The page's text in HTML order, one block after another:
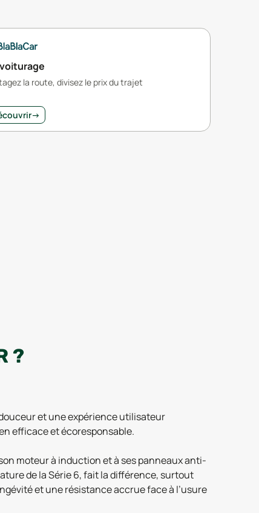
la route, divisez le prix du trajet
→
?
douceur et une expérience utilisateur
efficace et écoresponsable.
moteur à induction et à ses panneaux anti-
de la Série 6, fait la différence, surtout
et une résistance accrue face à l’usure